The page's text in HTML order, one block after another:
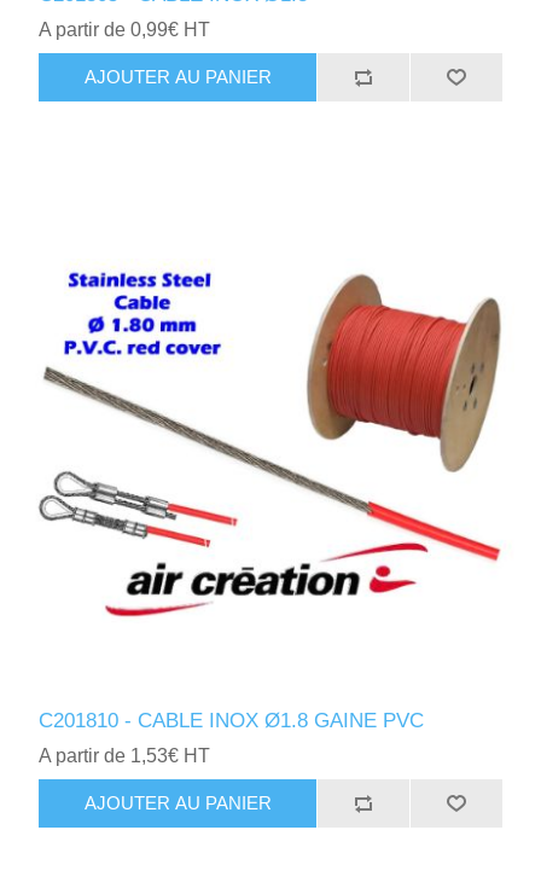
A partir de 0,99€ HT
AJOUTER AU PANIER
C201810 - CABLE INOX Ø1.8 GAINE PVC
A partir de 1,53€ HT
AJOUTER AU PANIER